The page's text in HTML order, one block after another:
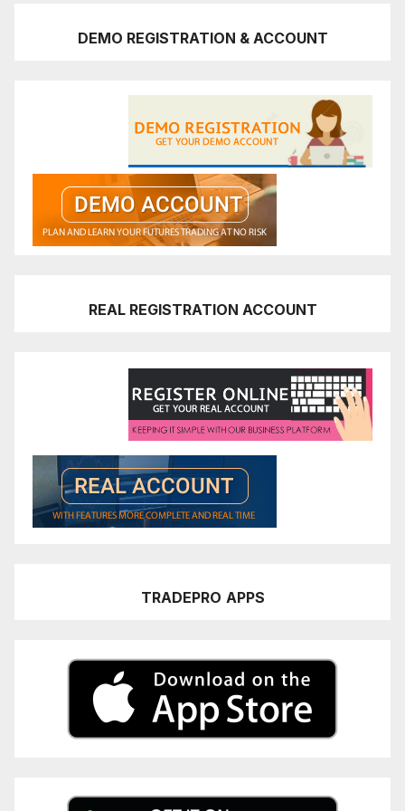
DEMO REGISTRATION & ACCOUNT
REAL REGISTRATION ACCOUNT
TRADEPRO APPS